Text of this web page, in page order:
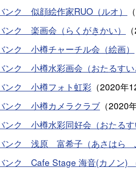
ンク 似顔絵作家RUO（ルオ） （
ンク 楽画会（らくがきかい）
（
ンク 小樽チャーチル会（絵画）
ンク 小樽水彩画会（おたるすい
ンク 小樽フォト虹彩 （2020年
ンク 小樽カメラクラブ（2020
ンク 小樽水彩同好会（おたるす
ンク 浅原 富希子（あさはら
ンク Cafe Stage 海音(カノン)